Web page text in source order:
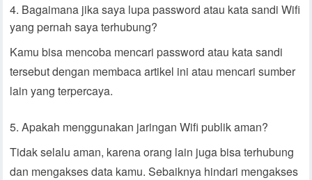
Bagaimana jika saya lupa password atau kata sandi Wifi
yang pernah saya terhubung?
Kamu bisa mencoba mencari password atau kata sandi
tersebut dengan membaca artikel ini atau mencari sumber
lain yang terpercaya.
Apakah menggunakan jaringan Wifi publik aman?
Tidak selalu aman, karena orang lain juga bisa terhubung
dan mengakses data kamu. Sebaiknya hindari mengakses